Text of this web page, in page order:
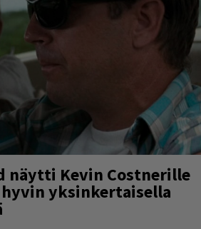
näytti Kevin Costnerille
yksinkertaisella